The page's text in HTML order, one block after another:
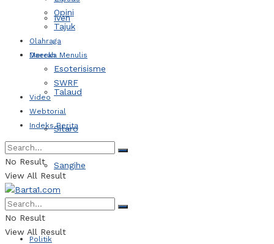
Iven
Daerah
Talaud
Sitaro
Sangihe
Politik
Opini
Tajuk
Olahraga
Mereka Menulis
Esoterisisme
SWRF
Video
Webtorial
Indeks Berita
No Result
View All Result
No Result
View All Result